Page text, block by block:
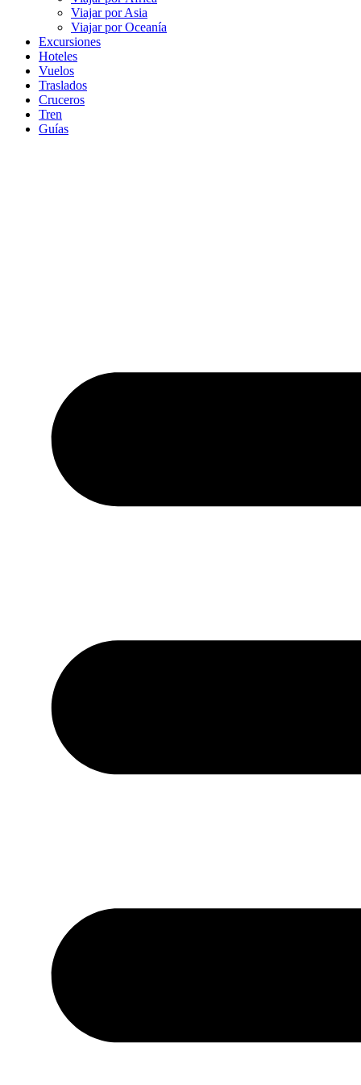
Viajar por Asia
Viajar por Oceanía
Excursiones
Hoteles
Vuelos
Traslados
Cruceros
Tren
Guías